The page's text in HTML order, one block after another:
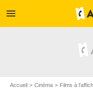
menu
Accueil Cinéma Films à